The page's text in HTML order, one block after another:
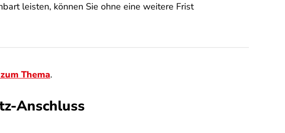
leisten, können Sie ohne eine weitere Frist
Thema.
Anschluss